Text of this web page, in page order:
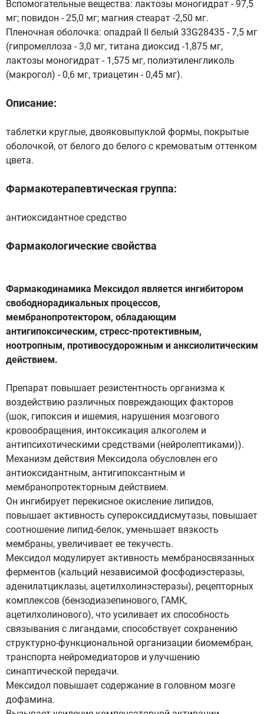
Вспомогательные вещества: лактозы моногидрат - 97,5
мг; повидон - 25,0 мг; магния стеарат -2,50 мг.
Пленочная оболочка: опадрай II белый 33G28435 - 7,5 мг
(гипромеллоза - 3,0 мг, титана диоксид -1,875 мг,
лактозы моногидрат - 1,575 мг, полиэтиленгликоль
(макрогол) - 0,6 мг, триацетин - 0,45 мг).
Описание:
таблетки круглые, двояковыпуклой формы, покрытые
оболочкой, от белого до белого с кремоватым оттенком
цвета.
Фармакотерапевтическая группа:
антиоксидантное средство
Фармакологические свойства
Фармакодинамика Мексидол является ингибитором
свободнорадикальных процессов,
мембранопротектором, обладающим
антигипоксическим, стресс-протективным,
ноотропным, противосудорожным и анксиолитическим
действием.
Препарат повышает резистентность организма к
воздействию различных повреждающих факторов
(шок, гипоксия и ишемия, нарушения мозгового
кровообращения, интоксикация алкоголем и
антипсихотическими средствами (нейролептиками)).
Механизм действия Мексидола обусловлен его
антиоксидантным, антигипоксантным и
мембранопротекторным действием.
Он ингибирует перекисное окисление липидов,
повышает активность супероксиддисмутазы, повышает
соотношение липид-белок, уменьшает вязкость
мембраны, увеличивает ее текучесть.
Мексидол модулирует активность мембраносвязанных
ферментов (кальций независимой фосфодиэстеразы,
аденилатциклазы, ацетилхолинэстеразы), рецепторных
комплексов (бензодиазепинового, ГАМК,
ацетилхолинового), что усиливает их способность
связывания с лигандами, способствует сохранению
структурно-функциональной организации биомембран,
транспорта нейромедиаторов и улучшению
синаптической передачи.
Мексидол повышает содержание в головном мозге
дофамина.